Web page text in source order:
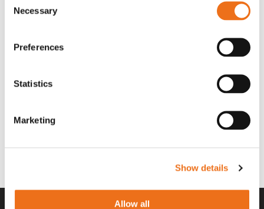
Selection
Necessary
Preferences
Statistics
Marketing
Show details
Allow all
Lägg till i varukorg
stämpellogotyp Avant
T-shirt svart 2xl med avant-
(ex. moms)